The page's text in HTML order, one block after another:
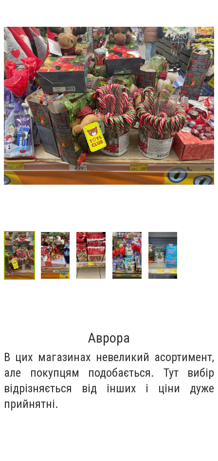
Аврора
В цих магазинах невеликий асортимент,
але покупцям подобається. Тут вибір
відрізняється від інших і ціни дуже
прийнятні.